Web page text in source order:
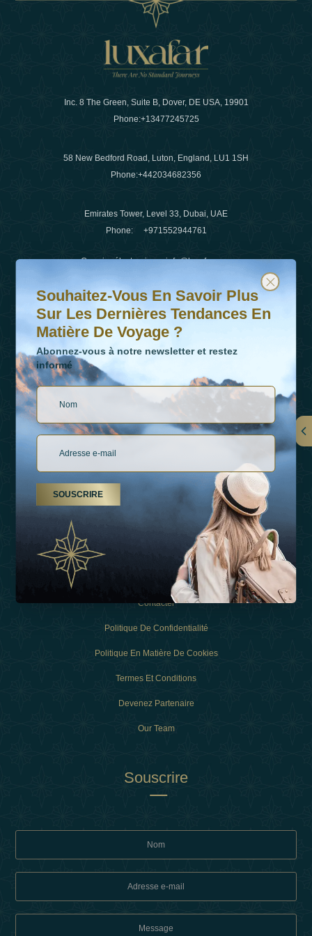
Inc. 8 The Green, Suite B, Dover, DE USA, 19901
Phone:+13477245725
58 New Bedford Road, Luton, England, LU1 1SH
Phone:+442034682356
Emirates Tower, Level 33, Dubai, UAE
Phone: +971552944761
Courrier électronique:info@luxafar.com
WhatsApp N°
+442034682356
+971552944761
LIENS
À Propos De Nous
Types De Vacances
Contacter
Politique De Confidentialité
Politique En Matière De Cookies
Termes Et Conditions
Devenez Partenaire
Our Team
Souscrire
Souhaitez-vous en savoir plus sur les dernières
Abonnez-vous à notre newsletter et restez informé
Souhaitez-Vous En Savoir Plus
Sur Les Dernières Tendances En
Matière De Voyage ?
Abonnez-vous à notre newsletter et restez
informé
SOUSCRIRE